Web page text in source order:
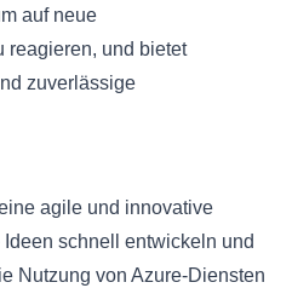
auf neue
reagieren, und bietet
zuverlässige
agile und innovative
schnell entwickeln und
Nutzung von Azure-Diensten